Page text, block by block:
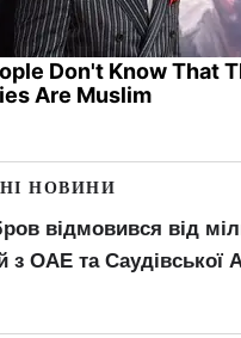
Don't Know That
Are Muslim
НОВИНИ
відмовився від
з ОАЕ та Саудівської